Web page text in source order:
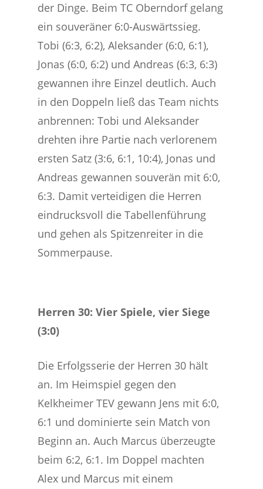
der Dinge. Beim TC Oberndorf gelang
ein souveräner 6:0-Auswärtssieg.
Tobi (6:3, 6:2), Aleksander (6:0, 6:1),
Jonas (6:0, 6:2) und Andreas (6:3, 6:3)
gewannen ihre Einzel deutlich. Auch
in den Doppeln ließ das Team nichts
anbrennen: Tobi und Aleksander
drehten ihre Partie nach verlorenem
ersten Satz (3:6, 6:1, 10:4), Jonas und
Andreas gewannen souverän mit 6:0,
6:3. Damit verteidigen die Herren
eindrucksvoll die Tabellenführung
und gehen als Spitzenreiter in die
Sommerpause.
Herren 30: Vier Spiele, vier Siege
(3:0)
Die Erfolgsserie der Herren 30 hält
an. Im Heimspiel gegen den
Kelkheimer TEV gewann Jens mit 6:0,
6:1 und dominierte sein Match von
Beginn an. Auch Marcus überzeugte
beim 6:2, 6:1. Im Doppel machten
Alex und Marcus mit einem